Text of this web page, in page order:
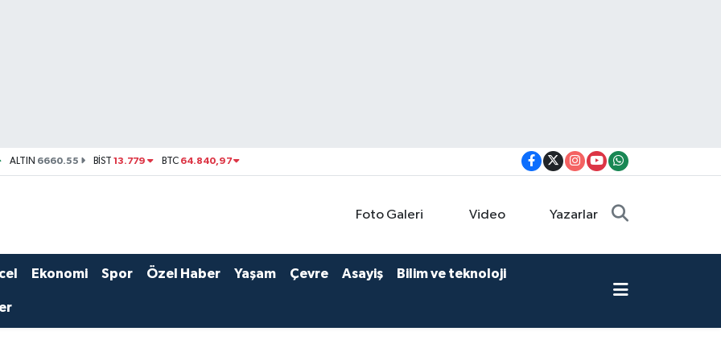
ALTIN 6660.55 BİST13.779 BTC 64.840,97
Foto Galeri Video Yazarlar
Ekonomi Spor Özel Haber Yaşam Çevre Asayiş Bilim ve teknoloji